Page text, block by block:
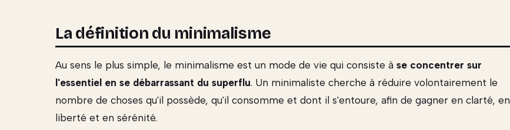
La définition du minimalisme
Au sens le plus simple, le minimalisme est un mode de vie qui consiste à se concentrer sur
l'essentiel en se débarrassant du superflu. Un minimaliste cherche à réduire volontairement le
nombre de choses qu'il possède, qu'il consomme et dont il s'entoure, afin de gagner en clarté, en
liberté et en sérénité.